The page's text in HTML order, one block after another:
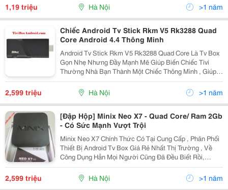
Theo Sự Yêu Thích Của Bạn. Thật Tuyệt Vời Cho Bạn
1,19 triệu Hà Nội >1 năm
Chiếc Android Tv Stick Rkm V5 Rk3288 Quad
Core Android 4.4 Thông Minh
Android Tv Stick Rkm V5 Rk3288 Quad Core Là Tv Box
Gọn Nhẹ Nhưng Đầy Mạnh Mẽ Giúp Biến Chiếc Tivi
Thường Nhà Bạn Thành Một Chiếc Thông Mình , Giúp
Gia Đình Bạn Giải Trí Mỗi Khi Ở Nhà , Dịp Cuối Tuần ,
Xem Phim , Đá Bóng Mà Không Cần Bất Kỳ Một Thiết
2,599 triệu Hà Nội >1 năm
[Đập Hộp] Minix Neo X7 - Quad Core/ Ram 2Gb
- Có Sức Mạnh Vượt Trội
Minix Neo X7 Chính Thức Có Tại Cung Cấp , Phân Phối
Thiết Bị Android Tv Box Giá Rẻ Nhất Thị Trường , Về
Công Dụng Hẳn Mọi Người Cũng Đã Đều Biết Rồi,
Chúng Ta Sẽ Dần Khám Phá Xem Cỗ Máy Có Cấu Hình
Khủng Chíp Lõi Tứ Với Ram 2Gb Có Gì Khác Biệt Với
2,599 triệu Hà Nội >1 năm